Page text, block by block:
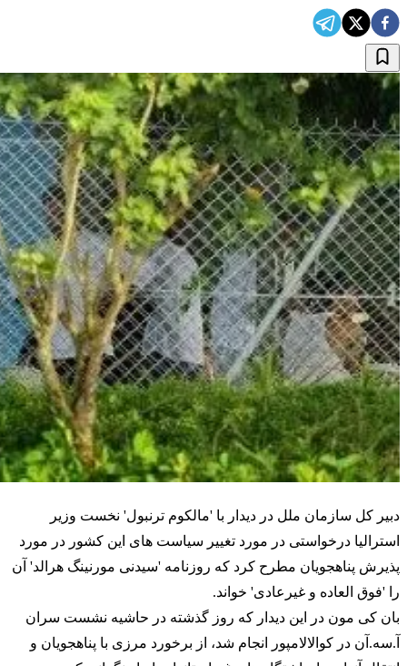
دبیر کل سازمان ملل در دیدار با 'مالکوم ترنبول' نخست وزیر
استرالیا درخواستی در مورد تغییر سیاست های این کشور در مورد
پذیرش پناهجویان مطرح کرد که روزنامه 'سیدنی مورنینگ هرالد' آن
را 'فوق العاده و غیرعادی' خواند.
بان کی مون در این دیدار که روز گذشته در حاشیه نشست سران
آ.سه.آن در کوالالامپور انجام شد، از برخورد مرزی با پناهجویان و